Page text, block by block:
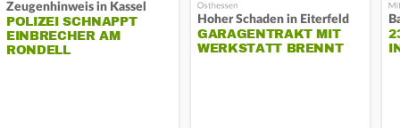
Zeugenhinweis in Kassel
POLIZEI SCHNAPPT
EINBRECHER AM
RONDELL
Hoher Schaden in Eiterfeld
GARAGENTRAKT MIT
WERKSTATT BRENNT